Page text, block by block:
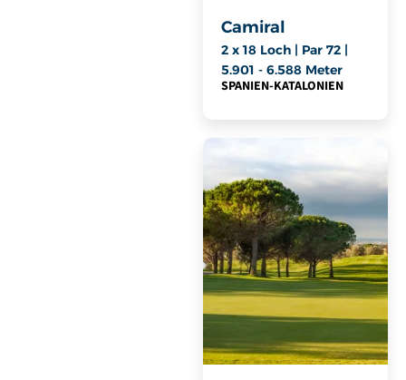
Camiral
2 x 18 Loch | Par 72 |
5.901 - 6.588 Meter
SPANIEN-KATALONIEN